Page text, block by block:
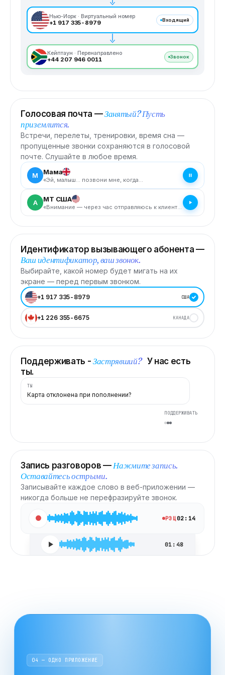
Нью-Йорк · Виртуальный номер
+1 917 335-8979 Входящий
Кейптаун · Перенаправлено
+44 207 946 0011 Звонок
Голосовая почта —Занятый? Пусть
приземлится.
Встречи, перелеты, тренировки, время сна —
пропущенные звонки сохраняются в голосовой
почте. Слушайте в любое время.
M Мама
«Эй, малыш… позвони мне, когда
A МТ США
«Внимание — через час отправляюсь к клиенту,
Идентификатор вызывающего абонента —
Ваш идентификатор, ваш звонок.
Выбирайте, какой номер будет мигать на их
экране — перед первым звонком.
+1 917 335-8979 США
+1 226 355-6675 КАНАДА
Поддерживать - Застрявший? У нас есть
ты.
ТЫ
Карта отклонена при пополнении?
ПОДДЕРЖИВАТЬ
Запись разговоров — Нажмите запись.
Оставайтесь острыми.
Записывайте каждое слово в веб-приложении —
никогда больше не перефразируйте звонок.
РЭЦ02:14
01:48
04 — ОДНО ПРИЛОЖЕНИЕ